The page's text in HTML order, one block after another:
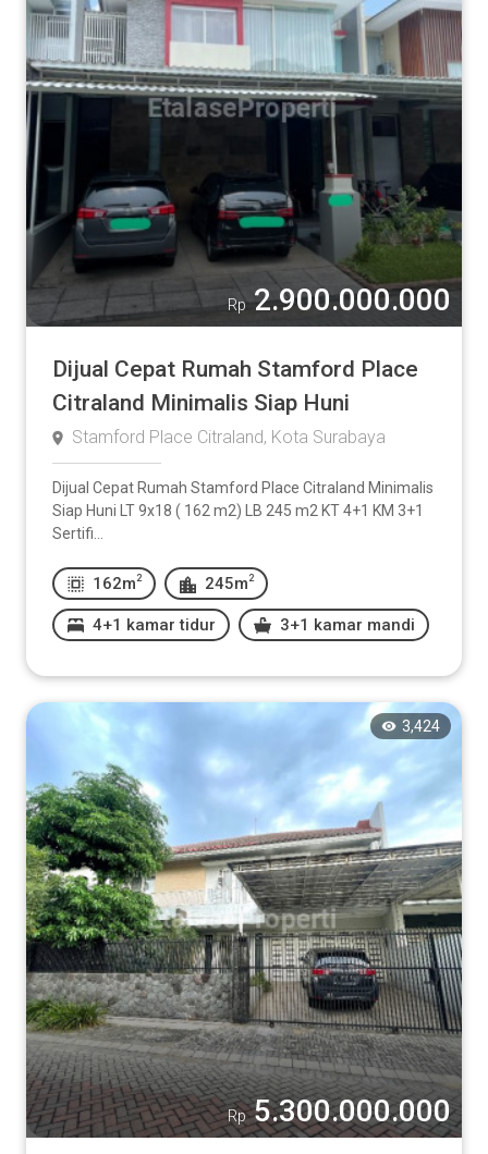
Rp 2.900.000.000
Dijual Cepat Rumah Stamford Place
Citraland Minimalis Siap Huni
Stamford Place Citraland, Kota Surabaya
Dijual Cepat Rumah Stamford Place Citraland Minimalis
Siap Huni LT 9x18 ( 162 m2) LB 245 m2 KT 4+1 KM 3+1
Sertifi...
162m 2 245m 2
4+1 kamar tidur 3+1 kamar mandi
3,424
Rp 5.300.000.000